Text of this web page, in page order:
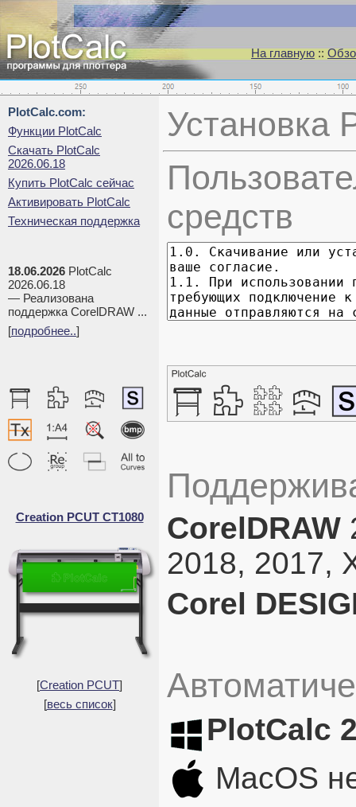
На главную::
PlotCalc.com:
Функции PlotCalc
Скачать PlotCalc
2026.06.18
Купить PlotCalc сейчас
Активировать PlotCalc
Техническая поддержка
18.06.2026 PlotCalc
2026.06.18
— Реализована
поддержка CorelDRAW ...
[подробнее..]
Creation PCUT CT1080
[Creation PCUT]
[весь список]
Установка
средств
CorelDRAW
2018, 2017,
Corel
PlotCalc
MacOS